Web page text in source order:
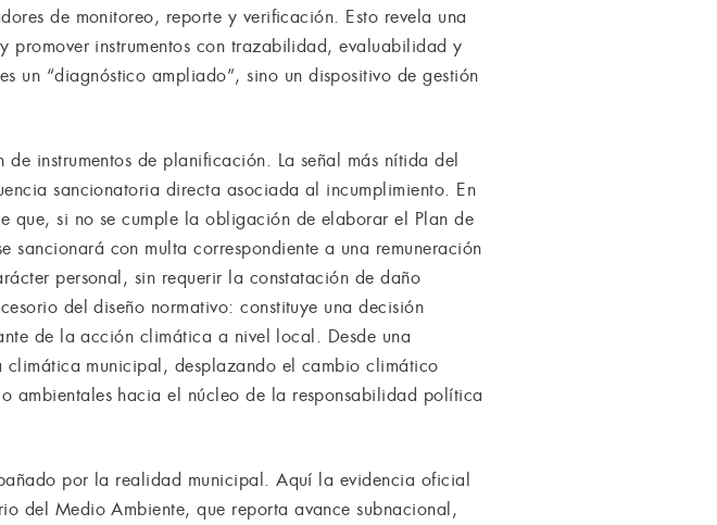
de monitoreo, reporte y verificación. Esto revela una
instrumentos con trazabilidad, evaluabilidad y
un “diagnóstico ampliado”, sino un dispositivo de gestión
instrumentos de planificación. La señal más nítida del
sancionatoria directa asociada al incumplimiento. En
que, si no se cumple la obligación de elaborar el Plan de
con multa correspondiente a una remuneración
personal, sin requerir la constatación de daño
del diseño normativo: constituye una decisión
de la acción climática a nivel local. Desde una
municipal, desplazando el cambio climático
ambientales hacia el núcleo de la responsabilidad política
por la realidad municipal. Aquí la evidencia oficial
del Medio Ambiente, que reporta avance subnacional,